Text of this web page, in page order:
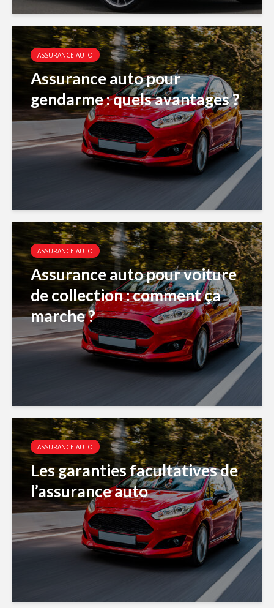
ASSURANCE AUTO
Assurance auto pour
gendarme : quels avantages ?
ASSURANCE AUTO
Assurance auto pour voiture
de collection : comment ça
marche ?
ASSURANCE AUTO
Les garanties facultatives de
l’assurance auto